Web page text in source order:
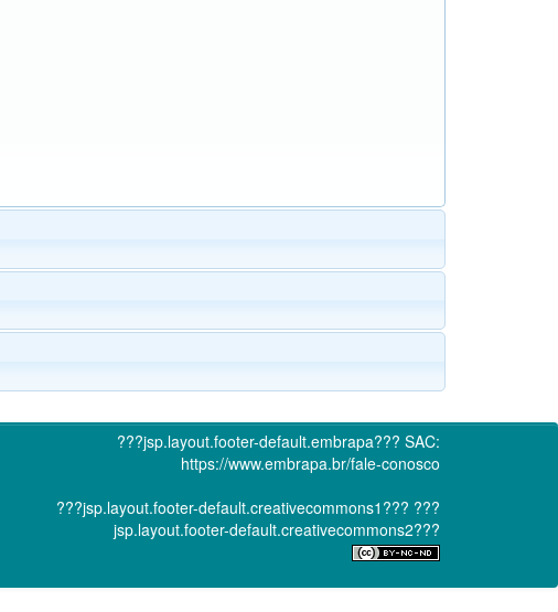
???jsp.layout.footer-default.embrapa??? SAC:
https://www.embrapa.br/fale-conosco
???jsp.layout.footer-default.creativecommons1??? ???
jsp.layout.footer-default.creativecommons2???